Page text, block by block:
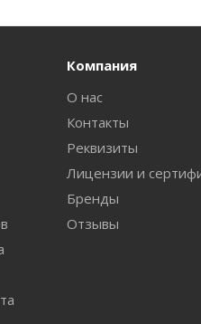
Компания
О нас
Контакты
Реквизиты
Лицензии и
Бренды
Отзывы